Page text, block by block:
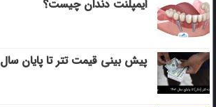
ایمپلنت دندان چیست؟
پیش بینی قیمت تتر تا پایان سال ۱۴۰۲